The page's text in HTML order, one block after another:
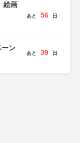
絵画
あと 56 日
ーン
あと 39 日